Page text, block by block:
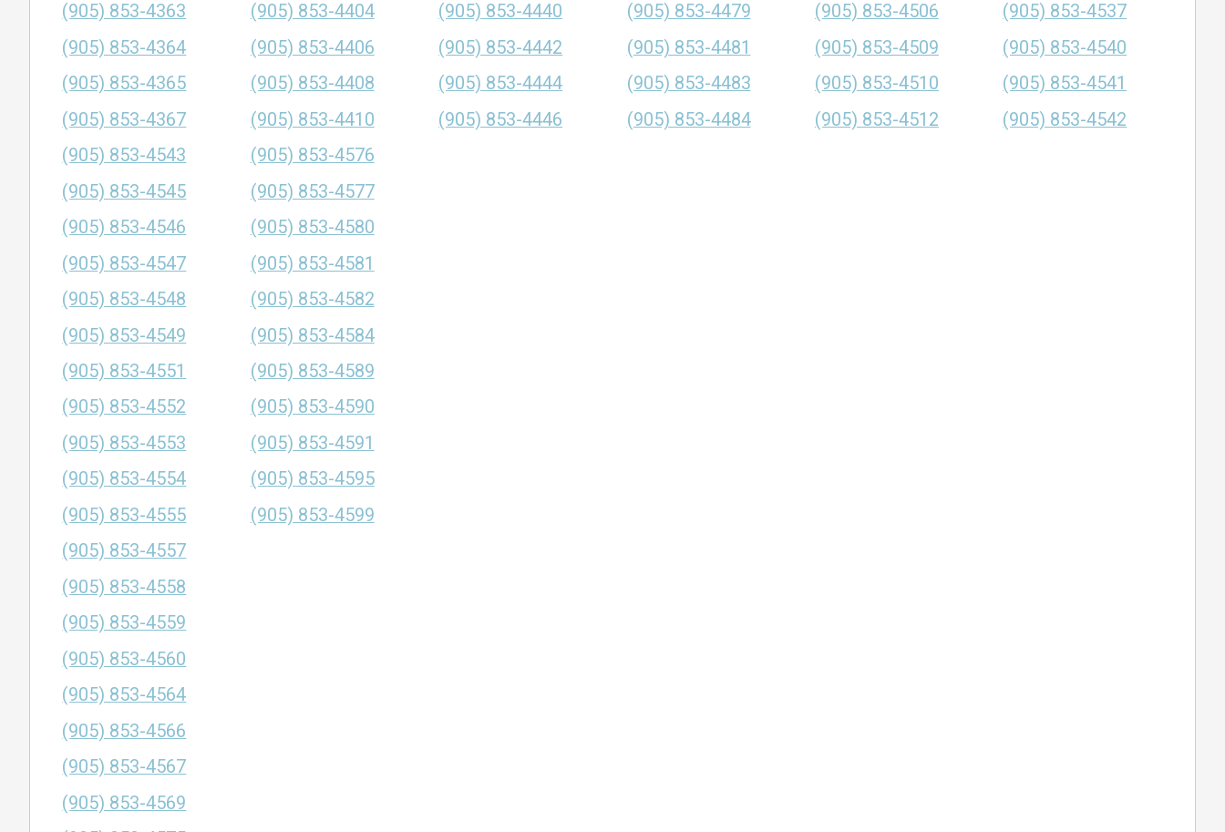
(905) 853-4363
(905) 853-4364
(905) 853-4365
(905) 853-4367
(905) 853-4404
(905) 853-4406
(905) 853-4408
(905) 853-4410
(905) 853-4440
(905) 853-4442
(905) 853-4444
(905) 853-4446
(905) 853-4479
(905) 853-4481
(905) 853-4483
(905) 853-4484
(905) 853-4506
(905) 853-4509
(905) 853-4510
(905) 853-4512
(905) 853-4537
(905) 853-4540
(905) 853-4541
(905) 853-4542
(905) 853-4543
(905) 853-4545
(905) 853-4546
(905) 853-4547
(905) 853-4548
(905) 853-4549
(905) 853-4551
(905) 853-4552
(905) 853-4553
(905) 853-4554
(905) 853-4555
(905) 853-4557
(905) 853-4558
(905) 853-4559
(905) 853-4560
(905) 853-4564
(905) 853-4566
(905) 853-4567
(905) 853-4569
(905) 853-4576
(905) 853-4577
(905) 853-4580
(905) 853-4581
(905) 853-4582
(905) 853-4584
(905) 853-4589
(905) 853-4590
(905) 853-4591
(905) 853-4595
(905) 853-4599